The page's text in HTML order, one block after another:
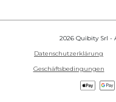
2026 Quibity Srl -
Datenschutzerklärung
Geschäftsbedingungen